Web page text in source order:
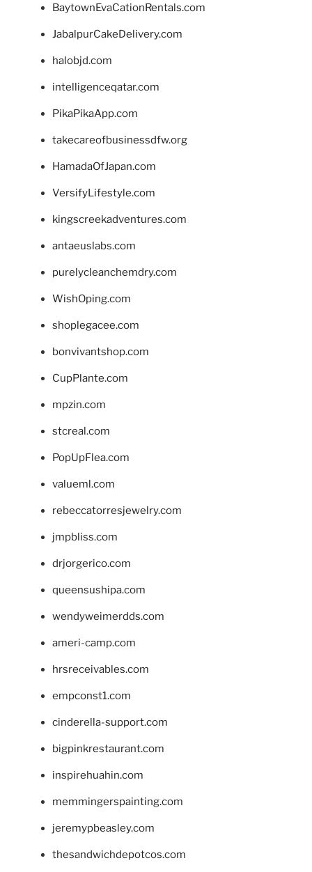
BaytownEvaCationRentals.com
JabalpurCakeDelivery.com
halobjd.com
intelligenceqatar.com
PikaPikaApp.com
takecareofbusinessdfw.org
HamadaOfJapan.com
VersifyLifestyle.com
kingscreekadventures.com
antaeuslabs.com
purelycleanchemdry.com
WishOping.com
shoplegacee.com
bonvivantshop.com
CupPlante.com
mpzin.com
stcreal.com
PopUpFlea.com
valueml.com
rebeccatorresjewelry.com
jmpbliss.com
drjorgerico.com
queensushipa.com
wendyweimerdds.com
ameri-camp.com
hrsreceivables.com
empconst1.com
cinderella-support.com
bigpinkrestaurant.com
inspirehuahin.com
memmingerspainting.com
jeremypbeasley.com
thesandwichdepotcos.com